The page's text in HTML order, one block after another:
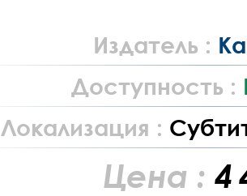
Издатель :
Доступность :
Локализация :
Цена : 4